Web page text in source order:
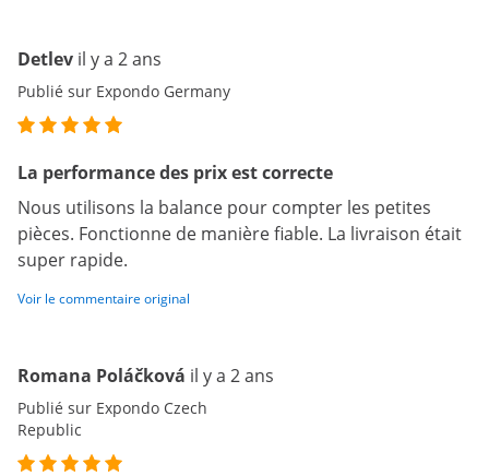
Detlev il y a 2 ans
Publié sur Expondo Germany
La performance des prix est correcte
Nous utilisons la balance pour compter les petites
pièces. Fonctionne de manière fiable. La livraison était
super rapide.
Voir le commentaire original
Romana Poláčková il y a 2 ans
Publié sur Expondo Czech
Republic